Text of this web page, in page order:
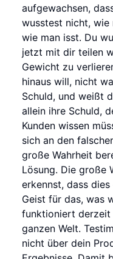
aufgewachsen,
wusstest nicht, wie
wie man isst. Du
jetzt mit dir teilen
Gewicht zu
hinaus will, nicht
Schuld, und weißt
allein ihre Schuld,
Kunden wissen
sich an den
große Wahrheit
Lösung. Die große
erkennst, dass
Geist für das, was
funktioniert derzeit
ganzen Welt.
nicht über dein